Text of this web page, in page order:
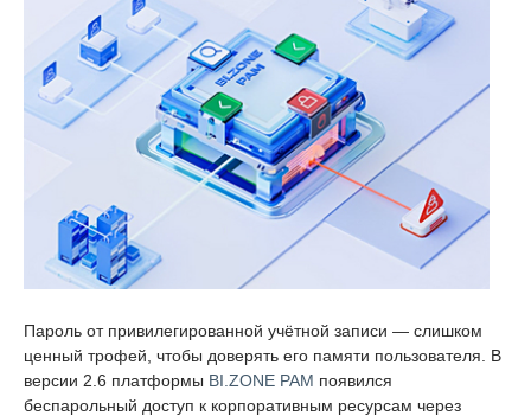
Пароль от привилегированной учётной записи — слишком
ценный трофей, чтобы доверять его памяти пользователя. В
версии 2.6 платформы BI.ZONE PAM появился
беспарольный доступ к корпоративным ресурсам через